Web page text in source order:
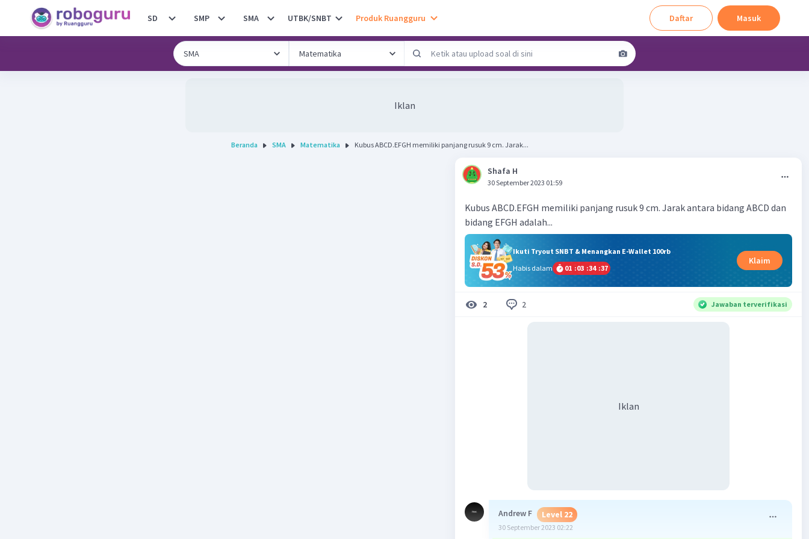
SD SMP SMA UTBK/SNBT Produk Ruangguru Daftar Masuk
Iklan
Beranda SMA Matematika Kubus ABCD.EFGH memiliki panjang rusuk 9 cm. Jarak...
Shafa H
30 September 2023 01:59
Kubus ABCD.EFGH memiliki panjang rusuk 9 cm. Jarak antara bidang ABCD dan
bidang EFGH adalah...
Ikuti Tryout SNBT & Menangkan E-Wallet 100rb
Habis dalam
01 :03 :34 :36
Klaim
2 2 Jawaban terverifikasi
Iklan
Andrew F Level 22
30 September 2023 02:22